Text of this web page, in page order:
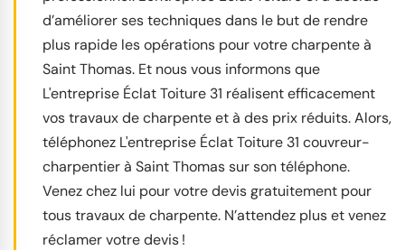
d’améliorer ses techniques dans le but de rendre
plus rapide les opérations pour votre charpente à
Saint Thomas. Et nous vous informons que
L'entreprise Éclat Toiture 31 réalisent efficacement
vos travaux de charpente et à des prix réduits. Alors,
téléphonez L'entreprise Éclat Toiture 31 couvreur-
charpentier à Saint Thomas sur son téléphone.
Venez chez lui pour votre devis gratuitement pour
tous travaux de charpente. N’attendez plus et venez
réclamer votre devis !